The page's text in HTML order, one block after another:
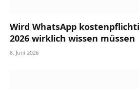
Wird WhatsApp
2026 wirklich wissen müssen
8. Juni 2026